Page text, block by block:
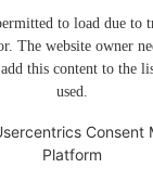
to load due to
The website owner
this content to the
used.
Consent
Platform